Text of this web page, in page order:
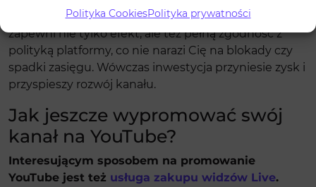
Polityka CookiesPolityka prywatności
podejrzanie niską ceną. Rzetelny usługodawca
zapewni nie tylko efekt, ale też pełną zgodność z
polityką platformy, co nie narazi Cię na blokady czy
spadki zasięgu. Wówczas inwestycja przyniesie zysk i
przyspieszy rozwój kanału.
Jak jeszcze wypromować swój
kanał na YouTube?
Interesującym sposobem na promowanie
YouTube jest też usługa zakupu widzów Live.